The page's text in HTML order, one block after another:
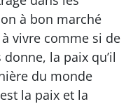
à bon marché
vivre comme si de
donne, la paix qu’il
du monde
la paix et la